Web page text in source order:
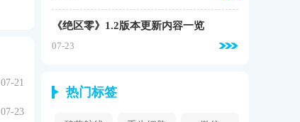
07-21
07-23
《绝区零》1.2版本更新内容一览
07-23
热门标签